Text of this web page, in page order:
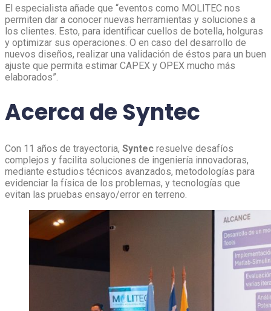
El especialista añade que “eventos como MOLITEC nos
permiten dar a conocer nuevas herramientas y soluciones a
los clientes. Esto, para identificar cuellos de botella, holguras
y optimizar sus operaciones. O en caso del desarrollo de
nuevos diseños, realizar una validación de éstos para un buen
ajuste que permita estimar CAPEX y OPEX mucho más
elaborados”.
Acerca de Syntec
Con 11 años de trayectoria, Syntec resuelve desafíos
complejos y facilita soluciones de ingeniería innovadoras,
mediante estudios técnicos avanzados, metodologías para
evidenciar la física de los problemas, y tecnologías que
evitan las pruebas ensayo/error en terreno.